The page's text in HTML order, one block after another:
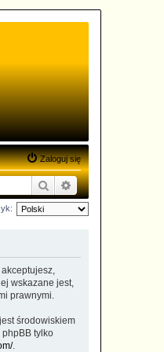
Zaloguj się
SzukajWyszukiwanie
wskazane jest,
prawnymi.
środowiskiem
phpBB tylko
.